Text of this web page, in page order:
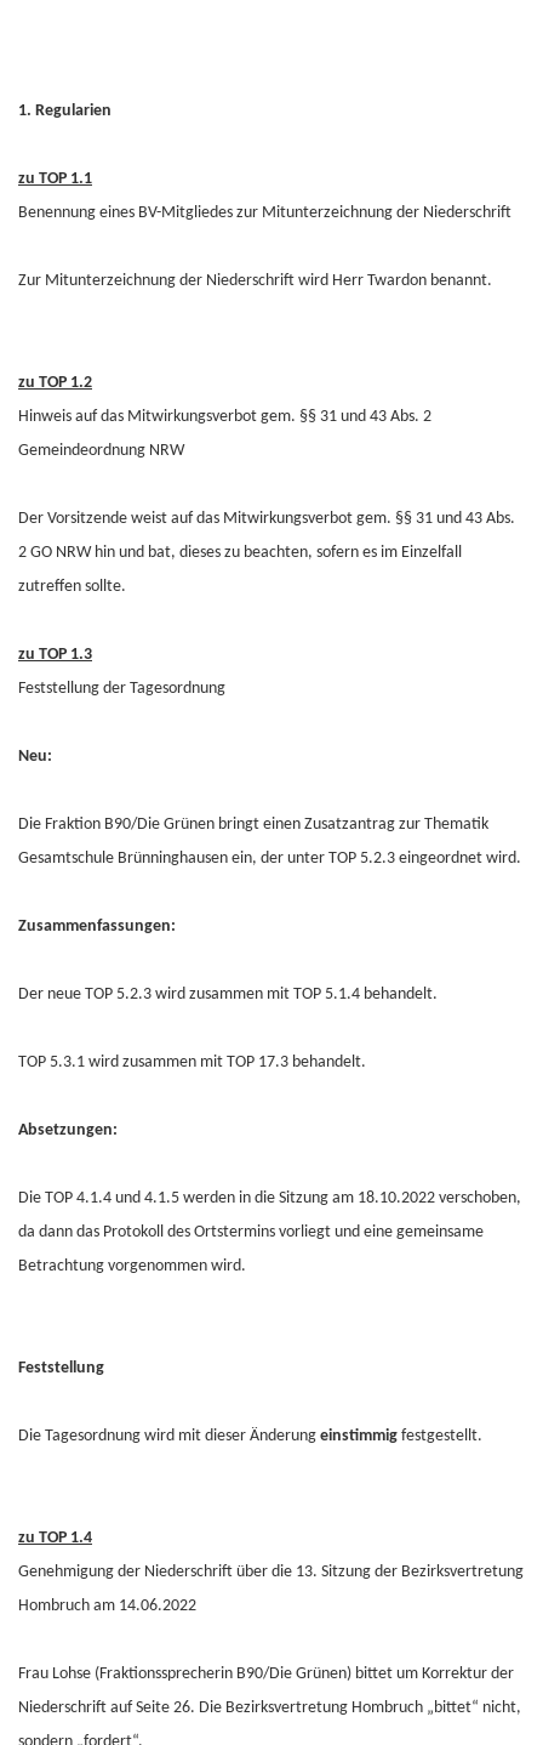
1. Regularien
zu TOP 1.1
Benennung eines BV-Mitgliedes zur Mitunterzeichnung der Niederschrift
Zur Mitunterzeichnung der Niederschrift wird Herr Twardon benannt.
zu TOP 1.2
Hinweis auf das Mitwirkungsverbot gem. §§ 31 und 43 Abs. 2
Gemeindeordnung NRW
Der Vorsitzende weist auf das Mitwirkungsverbot gem. §§ 31 und 43 Abs.
2 GO NRW hin und bat, dieses zu beachten, sofern es im Einzelfall
zutreffen sollte.
zu TOP 1.3
Feststellung der Tagesordnung
Neu:
Die Fraktion B90/Die Grünen bringt einen Zusatzantrag zur Thematik
Gesamtschule Brünninghausen ein, der unter TOP 5.2.3 eingeordnet wird.
Zusammenfassungen:
Der neue TOP 5.2.3 wird zusammen mit TOP 5.1.4 behandelt.
TOP 5.3.1 wird zusammen mit TOP 17.3 behandelt.
Absetzungen:
Die TOP 4.1.4 und 4.1.5 werden in die Sitzung am 18.10.2022 verschoben,
da dann das Protokoll des Ortstermins vorliegt und eine gemeinsame
Betrachtung vorgenommen wird.
Feststellung
Die Tagesordnung wird mit dieser Änderung einstimmig festgestellt.
zu TOP 1.4
Genehmigung der Niederschrift über die 13. Sitzung der Bezirksvertretung
Hombruch am 14.06.2022
Frau Lohse (Fraktionssprecherin B90/Die Grünen) bittet um Korrektur der
Niederschrift auf Seite 26. Die Bezirksvertretung Hombruch „bittet“ nicht,